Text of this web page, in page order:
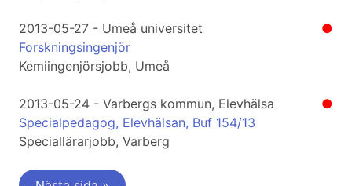
●
2013-05-27 - Umeå universitet
Forskningsingenjör
Kemiingenjörsjobb, Umeå
●
2013-05-24 - Varbergs kommun, Elevhälsa
Specialpedagog, Elevhälsan, Buf 154/13
Speciallärarjobb, Varberg